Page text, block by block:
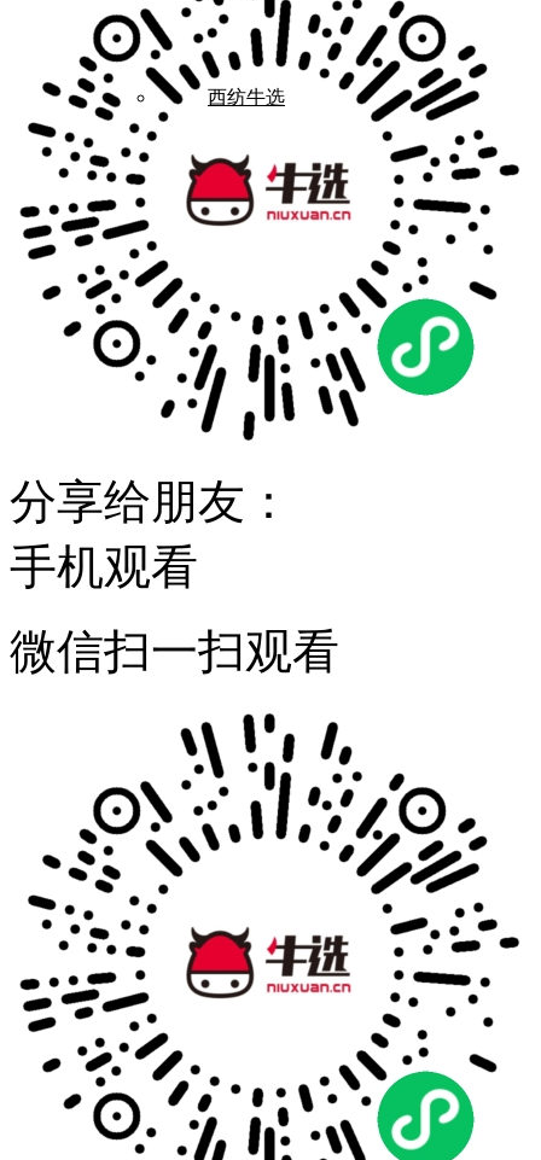
西纺牛选
发布会议活动
注册
分享给朋友：
手机观看
微信扫一扫观看